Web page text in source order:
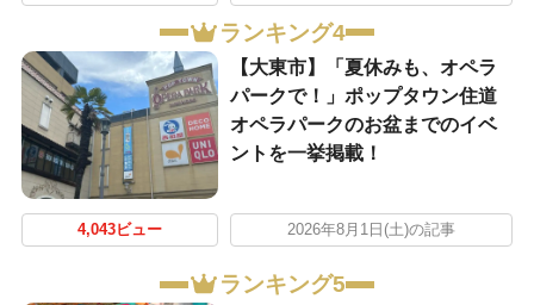
ランキング4
【大東市】「夏休みも、オペラ
パークで！」ポップタウン住道
オペラパークのお盆までのイベ
ントを一挙掲載！
4,043ビュー 2026年8月1日(土)の記事
ランキング5